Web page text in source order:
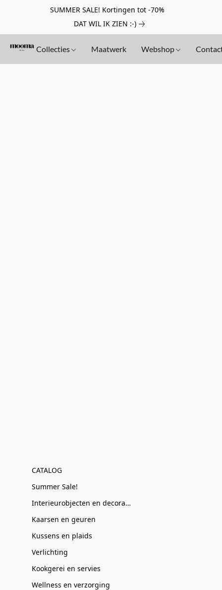
SUMMER SALE! Kortingen tot -70%
DAT WIL IK ZIEN :-)
Collecties Maatwerk Webshop
CATALOG
Summer Sale!
Interieurobjecten en decoratie
Kaarsen en geuren
Kussens en plaids
Verlichting
Kookgerei en servies
Wellness en verzorging